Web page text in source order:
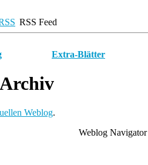
RSS Feed
Extra-Blätter
Weblog.
Weblog Navigator